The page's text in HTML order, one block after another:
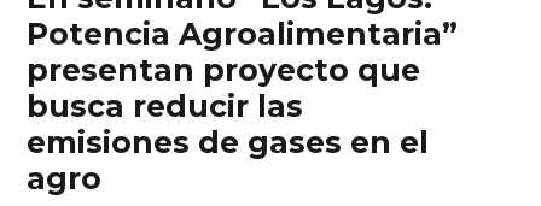
Potencia Agroalimentaria”
presentan proyecto que
busca reducir las
emisiones de gases en el
agro